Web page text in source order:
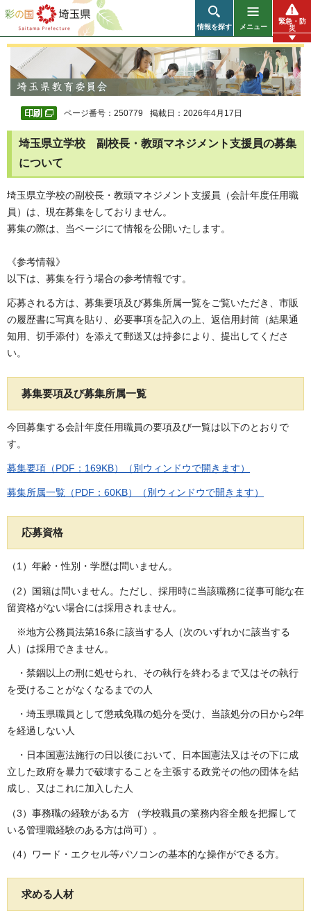
彩の国 埼玉県
情報を探す メニュー
緊急・防
災
ページ番号：250779 掲載日：2026年4月17日
埼玉県立学校 副校長・教頭マネジメント支援員の募集
について
埼玉県立学校の副校長・教頭マネジメント支援員（会計年度任用職
員）は、現在募集をしておりません。
募集の際は、当ページにて情報を公開いたします。
《参考情報》
以下は、募集を行う場合の参考情報です。
応募される方は、募集要項及び募集所属一覧をご覧いただき、市販
の履歴書に写真を貼り、必要事項を記入の上、返信用封筒（結果通
知用、切手添付）を添えて郵送又は持参により、提出してくださ
い。
募集要項及び募集所属一覧
今回募集する会計年度任用職員の要項及び一覧は以下のとおりで
す。
募集要項（PDF：169KB）（別ウィンドウで開きます）
募集所属一覧（PDF：60KB）（別ウィンドウで開きます）
応募資格
（1）年齢・性別・学歴は問いません。
（2）国籍は問いません。ただし、採用時に当該職務に従事可能な在
留資格がない場合には採用されません。
※地方公務員法第16条に該当する人（次のいずれかに該当する
人）は採用できません。
・禁錮以上の刑に処せられ、その執行を終わるまで又はその執行
を受けることがなくなるまでの人
・埼玉県職員として懲戒免職の処分を受け、当該処分の日から2年
を経過しない人
・日本国憲法施行の日以後において、日本国憲法又はその下に成
立した政府を暴力で破壊することを主張する政党その他の団体を結
成し、又はこれに加入した人
（3）事務職の経験がある方 （学校職員の業務内容全般を把握して
いる管理職経験のある方は尚可）。
（4）ワード・エクセル等パソコンの基本的な操作ができる方。
求める人材